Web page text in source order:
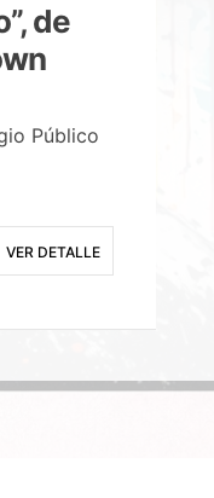
de
Público
VER DETALLE